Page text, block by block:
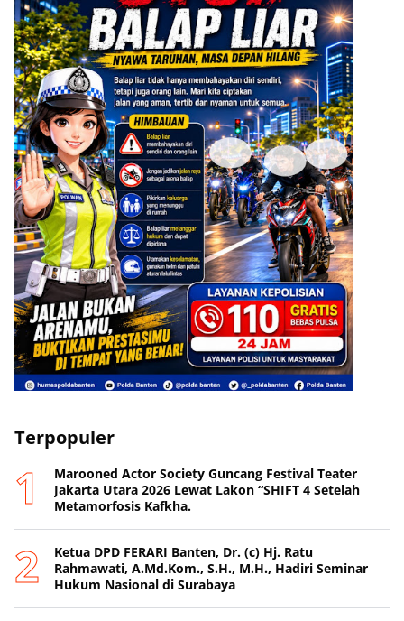
Terpopuler
Marooned Actor Society Guncang Festival Teater
Jakarta Utara 2026 Lewat Lakon “SHIFT 4 Setelah
Metamorfosis Kafkha.
Ketua DPD FERARI Banten, Dr. (c) Hj. Ratu
Rahmawati, A.Md.Kom., S.H., M.H., Hadiri Seminar
Hukum Nasional di Surabaya